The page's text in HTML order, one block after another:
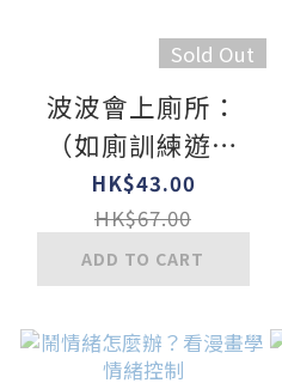
Sold Out
波波會上廁所：
（如廁訓練遊戲
書）
HK$43.00
HK$67.00
ADD TO CART